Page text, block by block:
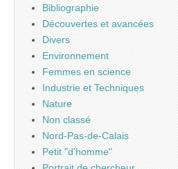
Bibliographie
Découvertes et avancées
Divers
Environnement
Femmes en science
Industrie et Techniques
Nature
Non classé
Nord-Pas-de-Calais
Petit "d'homme"